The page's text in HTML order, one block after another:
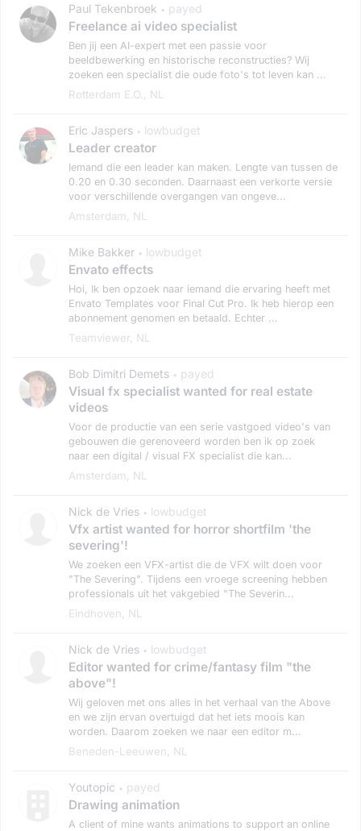
Paul Tekenbroek • payed
Freelance ai video specialist
Ben jij een AI-expert met een passie voor
beeldbewerking en historische reconstructies? Wij
zoeken een specialist die oude foto's tot leven kan ...
Rotterdam E.o., NL
Eric Jaspers • lowbudget
Leader creator
Iemand die een leader kan maken. Lengte van tussen de
0.20 en 0.30 seconden. Daarnaast een verkorte versie
voor verschillende overgangen van ongeve...
Amsterdam, NL
Mike Bakker • lowbudget
Envato effects
Hoi, Ik ben opzoek naar iemand die ervaring heeft met
Envato Templates voor Final Cut Pro. Ik heb hierop een
abonnement genomen en betaald. Echter ...
Teamviewer, NL
Bob Dimitri Demets • payed
Visual fx specialist wanted for real estate
videos
Voor de productie van een serie vastgoed video's van
gebouwen die gerenoveerd worden ben ik op zoek
naar een digital / visual FX specialist die kan...
Amsterdam, NL
Nick de Vries • lowbudget
Vfx artist wanted for horror shortfilm 'the
severing'!
We zoeken een VFX-artist die de VFX wilt doen voor
"The Severing". Tijdens een vroege screening hebben
professionals uit het vakgebied "The Severin...
Eindhoven, NL
Nick de Vries • lowbudget
Editor wanted for crime/fantasy film "the
above"!
Wij geloven met ons alles in het verhaal van the Above
en we zijn ervan overtuigd dat het iets moois kan
worden. Daarom zoeken we naar een editor m...
Beneden-Leeuwen, NL
Youtopic • payed
Drawing animation
A client of mine wants animations to support an online